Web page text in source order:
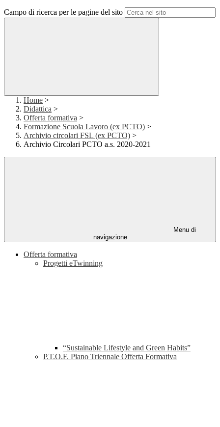
Campo di ricerca per le pagine del sito
Home >
Didattica >
Offerta formativa >
Formazione Scuola Lavoro (ex PCTO) >
Archivio circolari FSL (ex PCTO) >
Archivio Circolari PCTO a.s. 2020-2021
Menu di
navigazione
Offerta formativa
Progetti eTwinning
“Sustainable Lifestyle and Green Habits”
P.T.O.F. Piano Triennale Offerta Formativa